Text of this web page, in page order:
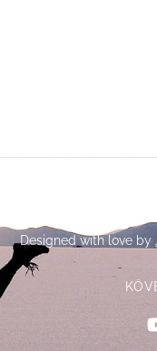
Designed with love by